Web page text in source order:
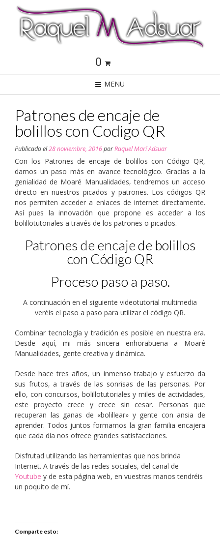
0
MENU
Patrones de encaje de
bolillos con Codigo QR
Publicado el28 noviembre, 2016porRaquel Marí Adsuar
Con los Patrones de encaje de bolillos con Código QR,
damos un paso más en avance tecnológico. Gracias a la
genialidad de Moaré Manualidades, tendremos un acceso
directo en nuestros picados y patrones. Los códigos QR
nos permiten acceder a enlaces de internet directamente.
Así pues la innovación que propone es acceder a los
bolillotutoriales a través de los patrones o picados.
Patrones de encaje de bolillos
con Código QR
Proceso paso a paso.
A continuación en el siguiente videotutorial multimedia
veréis el paso a paso para utilizar el código QR.
Combinar tecnología y tradición es posible en nuestra era.
Desde aquí, mi más sincera enhorabuena a Moaré
Manualidades, gente creativa y dinámica.
Desde hace tres años, un inmenso trabajo y esfuerzo da
sus frutos, a través de las sonrisas de las personas. Por
ello, con concursos, bolillotutoriales y miles de actividades,
este proyecto crece y crece sin cesar. Personas que
recuperan las ganas de «bolillear» y gente con ansia de
aprender. Todos juntos formamos la gran familia encajera
que cada día nos ofrece grandes satisfacciones.
Disfrutad utilizando las herramientas que nos brinda
Internet. A través de las redes sociales, del canal de
Youtube y de esta página web, en vuestras manos tendréis
un poquito de mí.
Comparte esto: